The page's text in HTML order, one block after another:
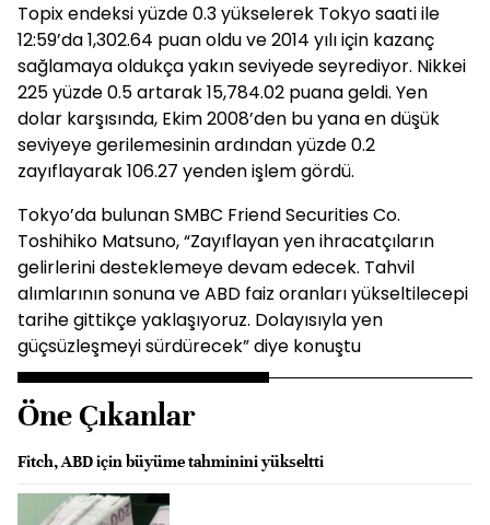
Topix endeksi yüzde 0.3 yükselerek Tokyo saati ile
12:59’da 1,302.64 puan oldu ve 2014 yılı için kazanç
sağlamaya oldukça yakın seviyede seyrediyor. Nikkei
225 yüzde 0.5 artarak 15,784.02 puana geldi. Yen
dolar karşısında, Ekim 2008’den bu yana en düşük
seviyeye gerilemesinin ardından yüzde 0.2
zayıflayarak 106.27 yenden işlem gördü.
Tokyo’da bulunan SMBC Friend Securities Co.
Toshihiko Matsuno, “Zayıflayan yen ihracatçıların
gelirlerini desteklemeye devam edecek. Tahvil
alımlarının sonuna ve ABD faiz oranları yükseltilecepi
tarihe gittikçe yaklaşıyoruz. Dolayısıyla yen
güçsüzleşmeyi sürdürecek” diye konuştu
Öne Çıkanlar
Fitch, ABD için büyüme tahminini yükseltti